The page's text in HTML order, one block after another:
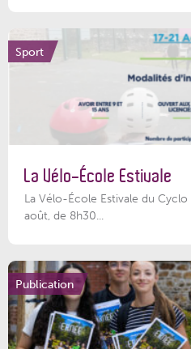
Sport
La Vélo-École Estivale
La Vélo-École Estivale du
août, de 8h30...
Publication